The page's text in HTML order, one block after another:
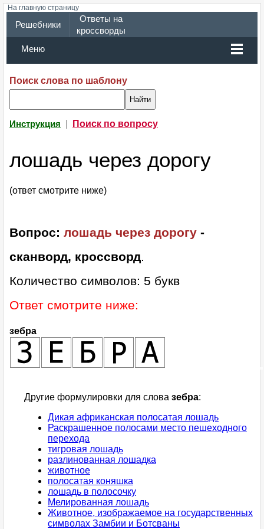
На главную страницу
Решебники
Ответы на
кроссворды
Меню
Поиск слова по шаблону
Инструкция Поиск по вопросу
лошадь через дорогу
(ответ смотрите ниже)
Вопрос: лошадь через дорогу -
сканворд, кроссворд.
Количество символов: 5 букв
Ответ смотрите ниже:
зебра
Другие формулировки для слова зебра:
Дикая африканская полосатая лошадь
Раскрашенное полосами место пешеходного
перехода
тигровая лошадь
разлинованная лошадка
животное
полосатая коняшка
лошадь в полосочку
Мелированная лошадь
Животное, изображаемое на государственных
символах Замбии и Ботсваны